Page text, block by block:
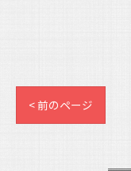
< 前のページ